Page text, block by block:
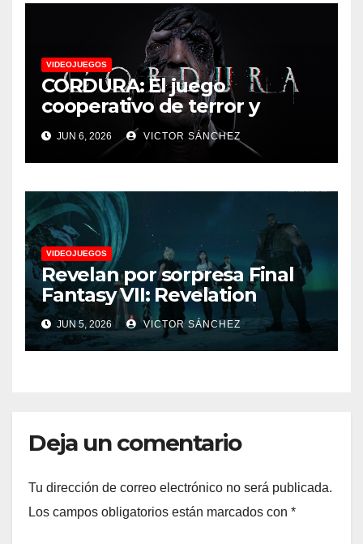
VIDEOJUEGOS
CORDURA: El juego
cooperativo de terror y
supervivencia AA presenta
su tráiler de jugabilidad en
Future Game Show
JUN 6, 2026 VICTOR SÁNCHEZ
VIDEOJUEGOS
Revelan por sorpresa Final
Fantasy VII: Revelation
JUN 5, 2026 VICTOR SÁNCHEZ
Deja un comentario
Tu dirección de correo electrónico no será publicada.
Los campos obligatorios están marcados con *